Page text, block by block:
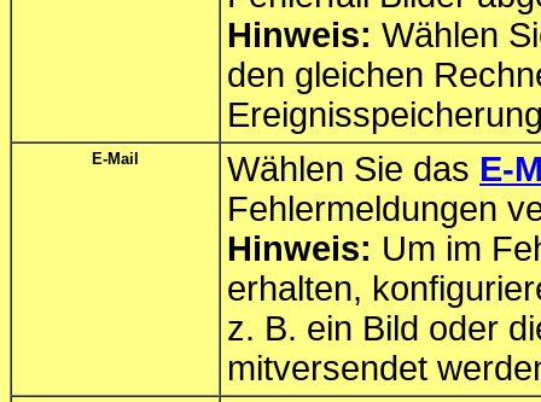
Hinweis: Wählen
den gleichen
E-Mail Wählen Sie das E-
Fehlermeldungen
Hinweis: Um im
erhalten,
z. B. ein Bild oder
mitversendet